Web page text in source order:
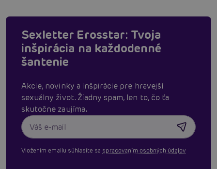
Sexletter Erosstar: Tvoja
inšpirácia na každodenné
šantenie
Akcie, novinky a inšpirácie pre hravejší
sexuálny život. Žiadny spam, len to, čo ťa
skutočne zaujíma.
Vložením emailu súhlasíte sa spracovaním osobných údajov